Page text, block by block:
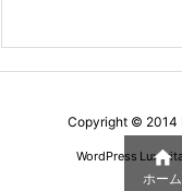
Copyright © 2014
WordPress 
ホーム